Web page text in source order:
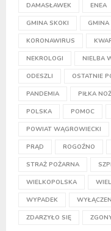
DAMASŁAWEK ENEA
GMINA SKOKI GMINA
KORONAWIRUS
NEKROLOGI NIELBA
ODESZLI OSTATNIE
PANDEMIA PIŁKA
POLSKA POMOC
POWIAT WĄGROWIECKI
PRĄD ROGOŹNO
STRAŻ POŻARNA
WIELKOPOLSKA
WYPADEK
ZDARZYŁO SIĘ